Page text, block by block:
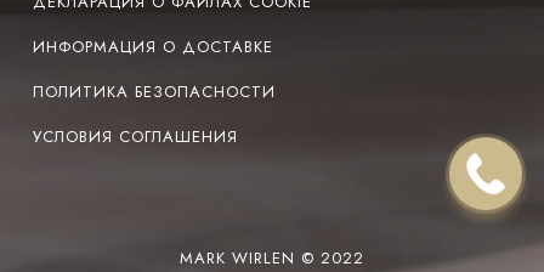
ИНФОРМАЦИЯ О ДОСТАВКЕ
ПОЛИТИКА БЕЗОПАСНОСТИ
УСЛОВИЯ СОГЛАШЕНИЯ
MARK WIRLEN © 2022